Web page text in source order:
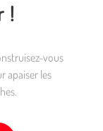
!
vous
apaiser les